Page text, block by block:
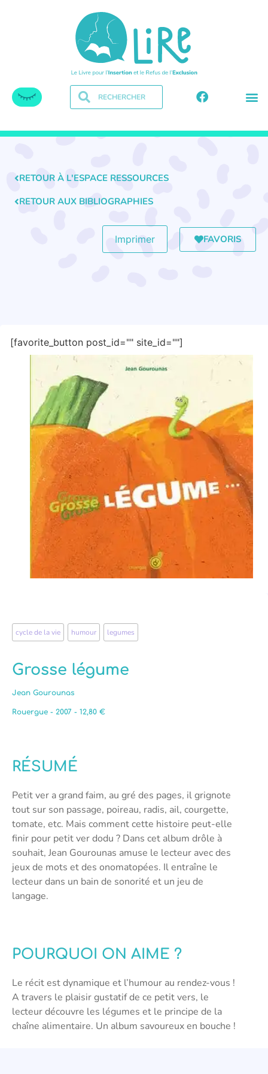
RETOUR À L'ESPACE RESSOURCES
RETOUR AUX BIBLIOGRAPHIES
Imprimer FAVORIS
[favorite_button post_id="" site_id=""]
cycle de la vie humour legumes
Grosse légume
Jean Gourounas
Rouergue - 2007 - 12,80 €
RÉSUMÉ
Petit ver a grand faim, au gré des pages, il grignote
tout sur son passage, poireau, radis, ail, courgette,
tomate, etc. Mais comment cette histoire peut-elle
finir pour petit ver dodu ? Dans cet album drôle à
souhait, Jean Gourounas amuse le lecteur avec des
jeux de mots et des onomatopées. Il entraîne le
lecteur dans un bain de sonorité et un jeu de
langage.
POURQUOI ON AIME ?
Le récit est dynamique et l’humour au rendez-vous !
A travers le plaisir gustatif de ce petit vers, le
lecteur découvre les légumes et le principe de la
chaîne alimentaire. Un album savoureux en bouche !